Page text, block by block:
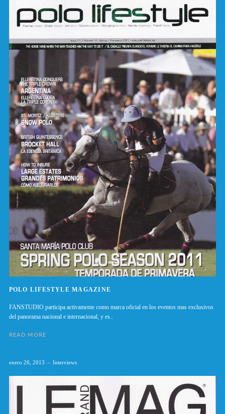
POLO LIFESTYLE MAGAZINE
FANSTUDIO participa activamente como marca oficial en los eventos mas exclusivos
del panorama nacional e internacional, y es..
READ MORE
enero 26, 2013 Interviews